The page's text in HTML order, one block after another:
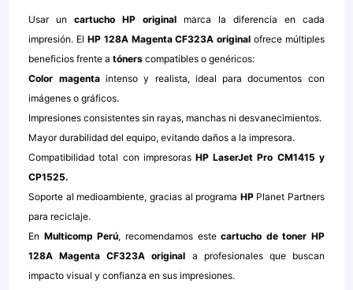
Usar uncartucho HP original marca la diferencia en cada
impresión. El HP 128A Magenta CF323A original ofrece múltiples
beneficios frente atóners compatibles o genéricos:
Color magentaintenso y realista, ideal para documentos con
imágenes o gráficos.
Impresiones consistentes sin rayas, manchas ni desvanecimientos.
Mayor durabilidad del equipo, evitando daños a la impresora.
Compatibilidad total con impresorasHP LaserJet Pro CM1415 y
CP1525.
Soporte al medioambiente, gracias al programa HPPlanet Partners
para reciclaje.
En Multicomp Perú, recomendamos estecartucho de toner HP
128A Magenta CF323A original a profesionales que buscan
impacto visual y confianza en sus impresiones.